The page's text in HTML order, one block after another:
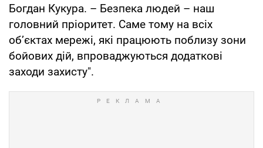
Богдан Кукура. – Безпека людей – наш
головний пріоритет. Саме тому на всіх
об’єктах мережі, які працюють поблизу зони
бойових дій, впроваджуються додаткові
заходи захисту".